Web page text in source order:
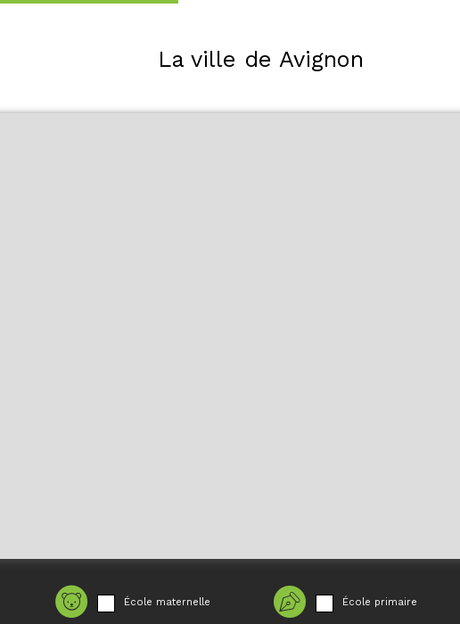
La ville de Avignon
École maternelle École primaire